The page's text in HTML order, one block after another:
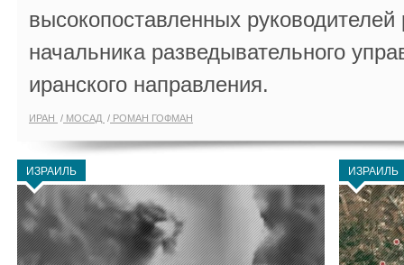
высокопоставленных
начальника разведывательного
иранского направления.
ИРАН МОСАД РОМАН ГОФМАН
ИЗРАИЛЬ ИЗРАИЛЬ